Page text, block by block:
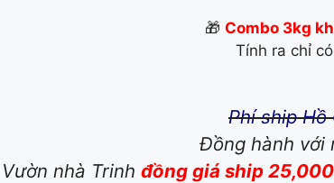
🎁 Combo 3kg
Tính ra chỉ có
Phí ship
Đồng hành với
Vườn nhà Trinh đồng giá ship